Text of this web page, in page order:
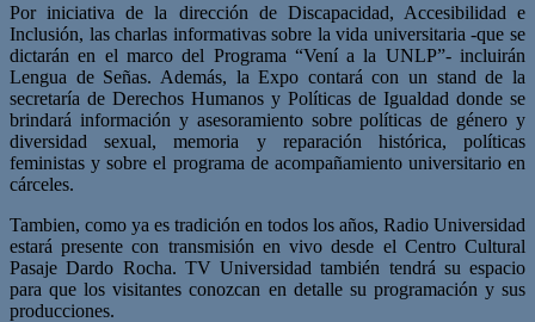
Por iniciativa de la dirección de Discapacidad, Accesibilidad e
Inclusión, las charlas informativas sobre la vida universitaria -que se
dictarán en el marco del Programa “Vení a la UNLP”- incluirán
Lengua de Señas. Además, la Expo contará con un stand de la
secretaría de Derechos Humanos y Políticas de Igualdad donde se
brindará información y asesoramiento sobre políticas de género y
diversidad sexual, memoria y reparación histórica, políticas
feministas y sobre el programa de acompañamiento universitario en
cárceles.
Tambien, como ya es tradición en todos los años, Radio Universidad
estará presente con transmisión en vivo desde el Centro Cultural
Pasaje Dardo Rocha. TV Universidad también tendrá su espacio
para que los visitantes conozcan en detalle su programación y sus
producciones.